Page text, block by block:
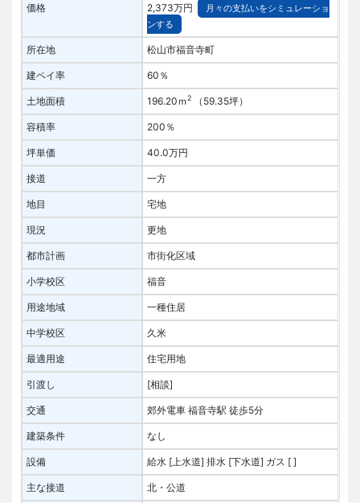
価格 2,373万円
月々の支払いをシミュレーショ
ンする
所在地 松山市福音寺町
建ペイ率 60％
土地面積 196.20ｍ2（59.35坪）
容積率 200％
坪単価 40.0万円
接道 一方
地目 宅地
現況 更地
都市計画 市街化区域
小学校区 福音
用途地域 一種住居
中学校区 久米
最適用途 住宅用地
引渡し [相談]
交通 郊外電車 福音寺駅 徒歩5分
建築条件 なし
設備 給水 [上水道] 排水 [下水道] ガス [ ]
主な接道 北・公道